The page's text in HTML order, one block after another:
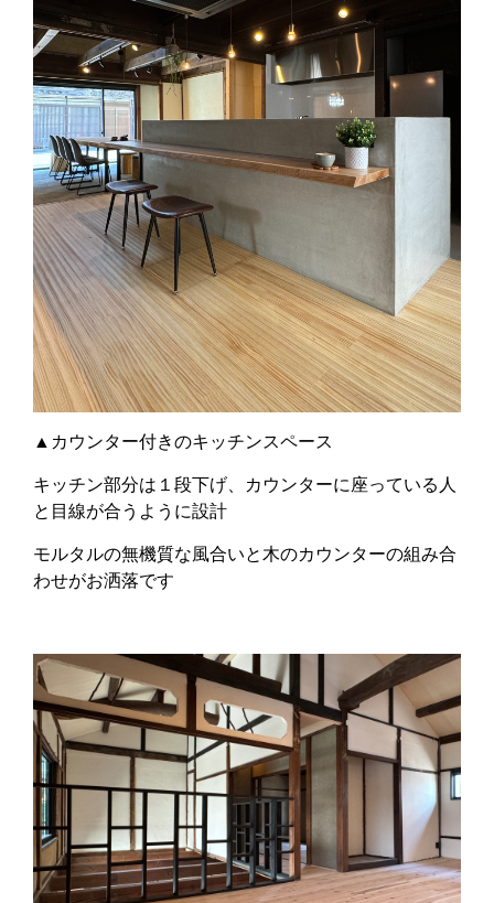
▲カウンター付きのキッチンスペース
キッチン部分は１段下げ、カウンターに座っている人
と目線が合うように設計
モルタルの無機質な風合いと木のカウンターの組み合
わせがお洒落です